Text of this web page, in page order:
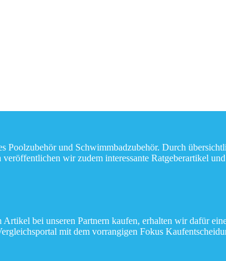
und Schwimmbadzubehör. Durch
wir zudem interessante Ratgeberartikel
bei unseren Partnern kaufen, erhalten wir dafür
mit dem vorrangigen Fokus